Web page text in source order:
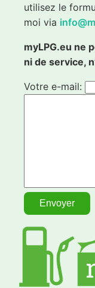
utilisez le
moi via
myLPG.eu ne
ni de service,
Votre e-mail: